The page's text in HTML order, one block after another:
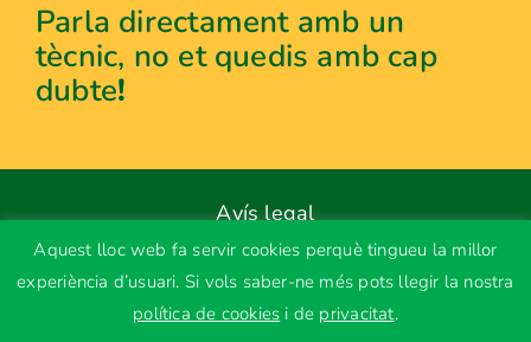
Parla directament amb un
tècnic, no et quedis amb cap
dubte!
Avís legal
Política de privacitat
Ús de cookies
Aquest lloc web fa servir cookies perquè tingueu la millor
experiència d’usuari. Si vols saber-ne més pots llegir la nostra
política de cookies i de privacitat.